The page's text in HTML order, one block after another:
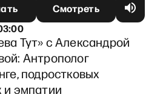
Смотреть
Тут» с Александрой
Антрополог
подростковых
и эмпатии